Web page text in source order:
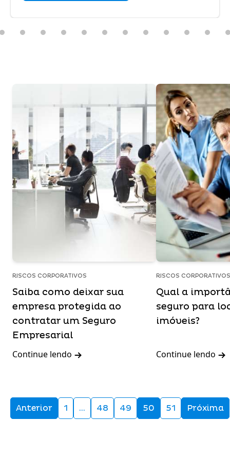
RISCOS CORPORATIVOS
Saiba como deixar sua
empresa protegida ao
contratar um Seguro
Empresarial
Continue lendo
RISCOS CORPORATIVOS
Qual a
seguro para
imóveis?
Continue lendo
Anterior 1 … 48 49 50 51 Próxima